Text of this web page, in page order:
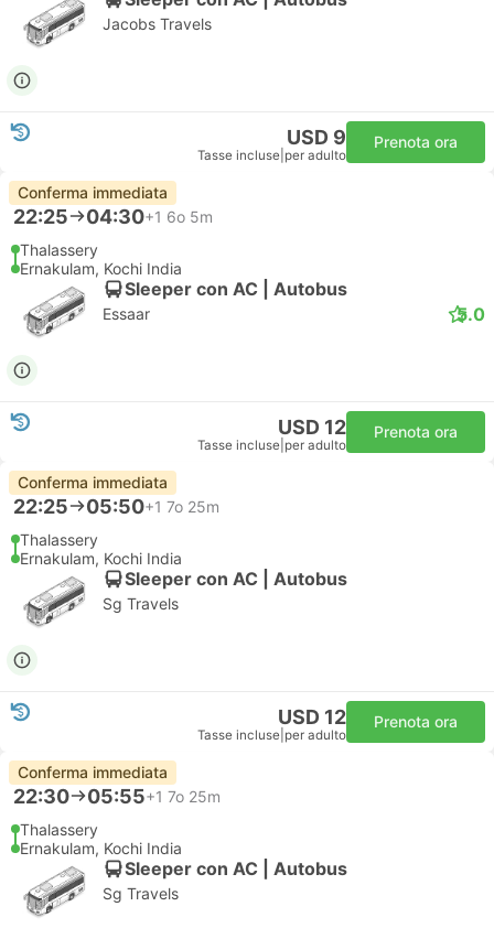
Jacobs Travels
USD 9
Tasse incluse per adulto
Prenota ora
Conferma immediata
22:25 04:30+1 6o 5m
Thalassery
Ernakulam, Kochi India
Sleeper con AC | Autobus
Essaar 5.0
USD 12
Tasse incluse per adulto
Prenota ora
Conferma immediata
22:25 05:50+1 7o 25m
Thalassery
Ernakulam, Kochi India
Sleeper con AC | Autobus
Sg Travels
USD 12
Tasse incluse per adulto
Prenota ora
Conferma immediata
22:30 05:55+1 7o 25m
Thalassery
Ernakulam, Kochi India
Sleeper con AC | Autobus
Sg Travels